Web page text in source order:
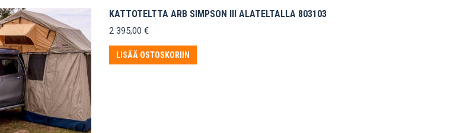
KATTOTELTTA ARB SIMPSON III ALATELTALLA 803103
2 395,00 €
LISÄÄ OSTOSKORIIN